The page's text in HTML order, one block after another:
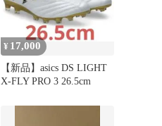
¥ 17,000
【新品】asics DS LIGHT
X-FLY PRO 3 26.5cm